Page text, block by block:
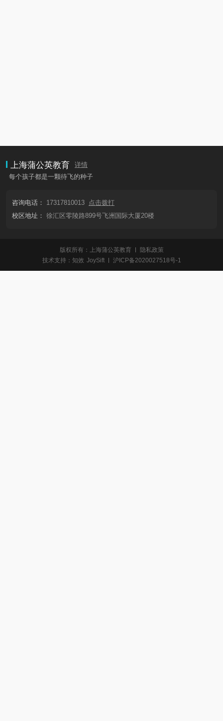
上海蒲公英教育
详情
每个孩子都是一颗待飞的种子
咨询电话： 17317810013 点击拨打
校区地址： 徐汇区零陵路899号飞洲国际大厦20楼
版权所有：上海蒲公英教育
隐私政策
技术支持： 知效 JoySift 沪ICP备2020027518号-1